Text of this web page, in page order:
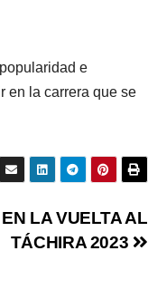
e
en la carrera que se
LA VUELTA AL
TÁCHIRA 2023